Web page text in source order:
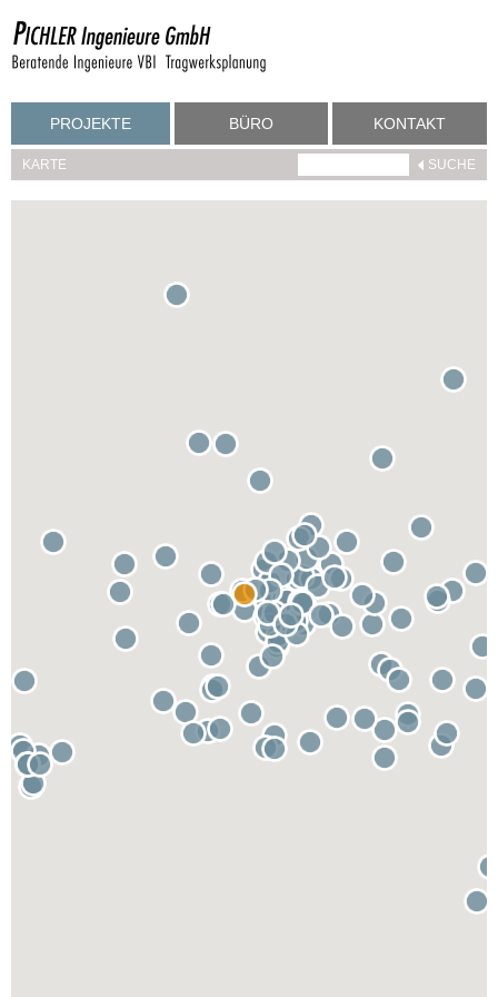
PROJEKTE BÜRO KONTAKT
KARTE